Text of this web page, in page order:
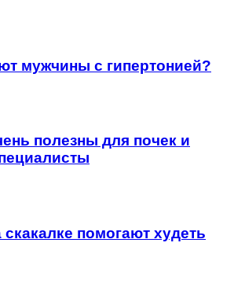
мужчины с гипертонией?
полезны для почек и
помогают худеть